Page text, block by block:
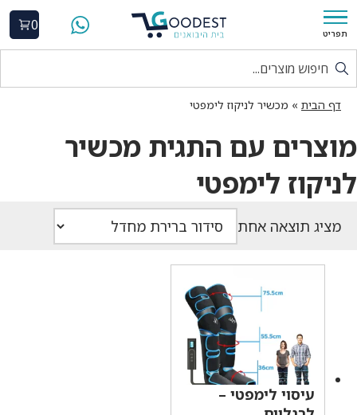
תפריט
0
דף הבית » מכשיר לניקוז לימפטי
מוצרים עם התגית מכשיר
לניקוז לימפטי
מציג תוצאה אחת
עיסוי לימפטי –